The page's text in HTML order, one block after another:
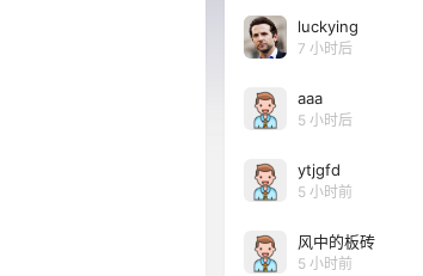
luckying
7 小时后
aaa
5 小时后
ytjgfd
5 小时前
风中的板砖
5 小时前